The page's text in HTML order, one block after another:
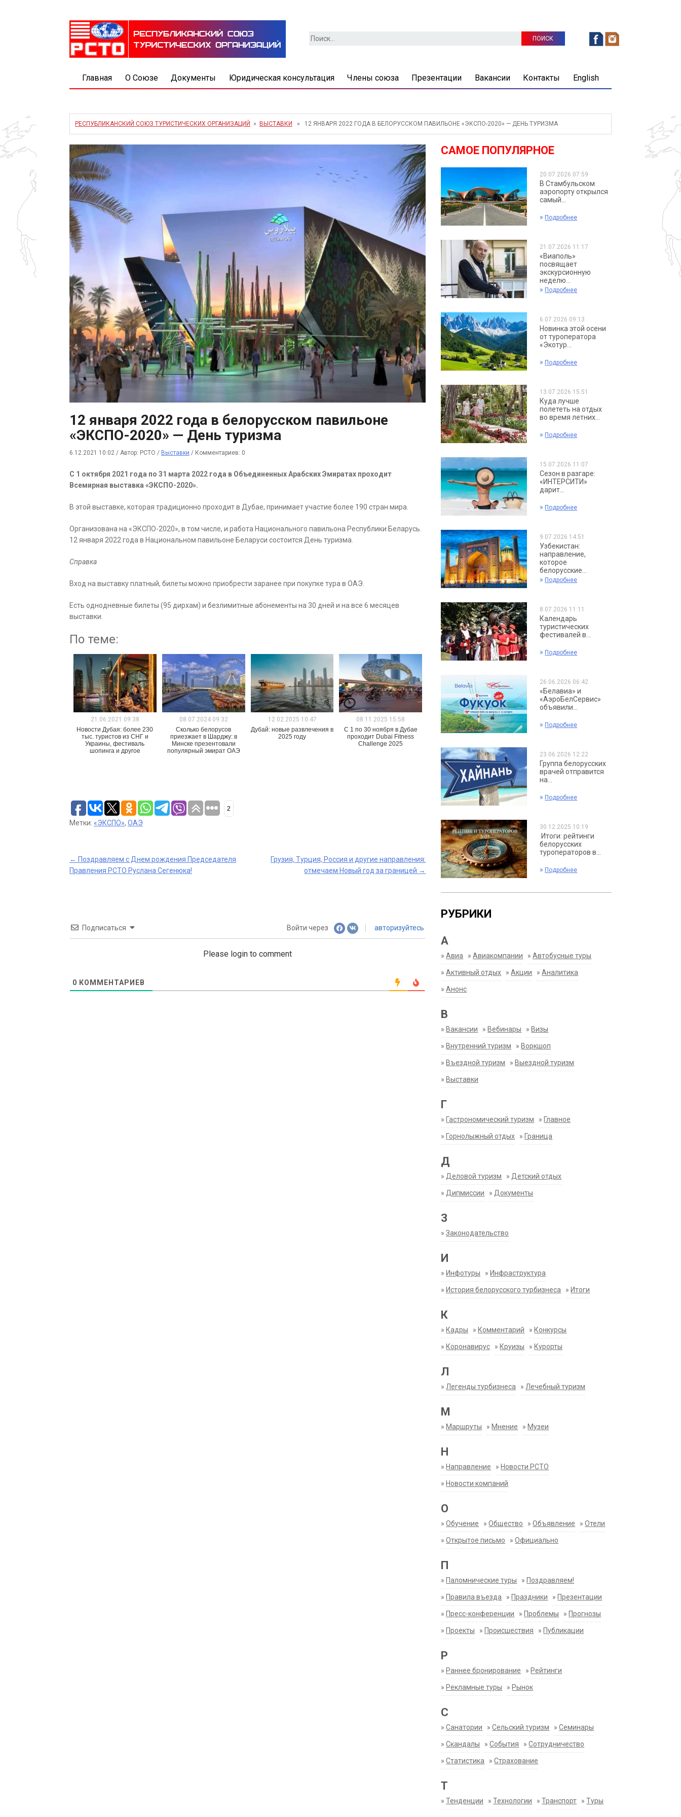
Найти:
Главная О Союзе Документы Юридическая консультация Члены союза Презентации Вакансии Контакты English
РЕСПУБЛИКАНСКИЙ СОЮЗ ТУРИСТИЧЕСКИХ ОРГАНИЗАЦИЙ » ВЫСТАВКИ » 12 ЯНВАРЯ 2022 ГОДА В БЕЛОРУССКОМ ПАВИЛЬОНЕ «ЭКСПО-2020» — ДЕНЬ ТУРИЗМА
12 января 2022 года в белорусском павильоне
«ЭКСПО-2020» — День туризма
6.12.2021 10:02 / Автор: РСТО / Выставки / Комментариев: 0
С 1 октября 2021 года по 31 марта 2022 года в Объединенных Арабских Эмиратах проходит
Всемирная выставка «ЭКСПО-2020».
В этой выставке, которая традиционно проходит в Дубае, принимает участие более 190 стран мира.
Организована на «ЭКСПО-2020», в том числе, и работа Национального павильона Республики Беларусь.
12 января 2022 года в Национальном павильоне Беларуси состоится День туризма.
Справка
Вход на выставку платный, билеты можно приобрести заранее при покупке тура в ОАЭ.
Есть однодневные билеты (95 дирхам) и безлимитные абонементы на 30 дней и на все 6 месяцев
выставки.
По теме:
21.06.2021 09:38
Новости Дубая: более 230
тыс. туристов из СНГ и
Украины, фестиваль
шопинга и другое
08.07.2024 09:32
Сколько белорусов
приезжает в Шарджу: в
Минске презентовали
популярный эмират ОАЭ
12.02.2025 10:47
Дубай: новые развлечения в
2025 году
08.11.2025 15:58
С 1 по 30 ноября в Дубае
проходит Dubai Fitness
Challenge 2025
2
Метки: «ЭКСПО», ОАЭ
Post
← Поздравляем с Днем рождения Председателя
Правления РСТО Руслана Сегенюка!
Грузия, Турция, Россия и другие направления:
отмечаем Новый год за границей →
Подписаться Войти через авторизуйтесь
Please login to comment
0 КОММЕНТАРИЕВ
САМОЕ ПОПУЛЯРНОЕ
20.07.2026 07:59
В Стамбульском
аэропорту открылся
самый...
» Подробнее
21.07.2026 11:17
«Виаполь»
посвящает
экскурсионную
неделю...
» Подробнее
6.07.2026 09:13
Новинка этой осени
от туроператора
«Экотур...
» Подробнее
13.07.2026 15:51
Куда лучше
полететь на отдых
во время летних...
» Подробнее
15.07.2026 11:07
Сезон в разгаре:
«ИНТЕРСИТИ»
дарит...
» Подробнее
9.07.2026 14:51
Узбекистан:
направление,
которое
белорусские...
» Подробнее
8.07.2026 11:11
Календарь
туристических
фестивалей в...
» Подробнее
26.06.2026 06:42
«Белавиа» и
«АэроБелСервис»
объявили...
» Подробнее
23.06.2026 12:22
Группа белорусских
врачей отправится
на...
» Подробнее
30.12.2025 10:19
Итоги: рейтинги
белорусских
туроператоров в...
» Подробнее
РУБРИКИ
А
»Авиа »Авиакомпании »Автобусные туры
»Активный отдых »Акции »Аналитика
»Анонс
В
» Вакансии » Вебинары » Визы
» Внутренний туризм » Воркшоп
» Въездной туризм » Выездной туризм
» Выставки
Г
» Гастрономический туризм » Главное
» Горнолыжный отдых » Граница
Д
» Деловой туризм » Детский отдых
» Дипмиссии » Документы
З
»Законодательство
И
» Инфотуры » Инфраструктура
» История белорусского турбизнеса » Итоги
К
» Кадры » Комментарий » Конкурсы
» Коронавирус » Круизы » Курорты
Л
» Легенды турбизнеса » Лечебный туризм
М
» Маршруты » Мнение » Музеи
Н
» Направление » Новости РСТО
» Новости компаний
О
»Обучение »Общество »Объявление »Отели
»Открытое письмо »Официально
П
» Паломнические туры » Поздравляем!
» Правила въезда » Праздники » Презентации
» Пресс-конференции » Проблемы » Прогнозы
» Проекты » Происшествия » Публикации
Р
» Раннее бронирование » Рейтинги
» Рекламные туры » Рынок
С
»Санатории »Сельский туризм »Семинары
»Скандалы »События »Сотрудничество
»Статистика »Страхование
Т
»Тенденции »Технологии »Транспорт »Туры